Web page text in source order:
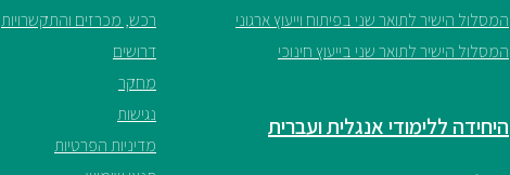
המסלול הישיר לתואר שני בפיתוח וייעוץ ארגוני
המסלול הישיר לתואר שני בייעוץ חינוכי
היחידה ללימודי אנגלית ועברית
רכש, מכרזים והתקשרויות
דרושים
מחקר
נגישות
מדיניות הפרטיות